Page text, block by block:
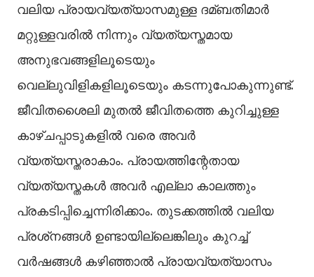
വലിയ പ്രായവ്യത്യാസമുള്ള ദമ്ബതിമാര്‍
മറ്റുള്ളവരില്‍ നിന്നും വ്യത്യസ്തമായ
അനുഭവങ്ങളിലൂടെയും
വെല്ലുവിളികളിലൂടെയും കടന്നുപോകുന്നുണ്ട്.
ജീവിതശൈലി മുതല്‍ ജീവിതത്തെ കുറിച്ചുള്ള
കാഴ്ചപ്പാടുകളില്‍ വരെ അവര്‍
വ്യത്യസ്തരാകാം. പ്രായത്തിന്റേതായ
വ്യത്യസ്തകള്‍ അവര്‍ എല്ലാ കാലത്തും
പ്രകടിപ്പിച്ചെന്നിരിക്കാം. തുടക്കത്തില്‍ വലിയ
പ്രശ്‌നങ്ങള്‍ ഉണ്ടായില്ലെങ്കിലും കുറച്ച്‌
വര്‍ഷങ്ങള്‍ കഴിഞ്ഞാല്‍ പ്രായവ്യത്യാസം